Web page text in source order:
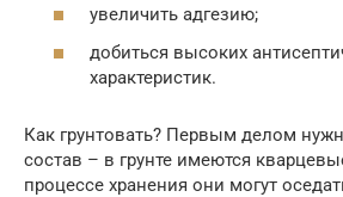
увеличить адгезию;
добиться высоких
характеристик.
Как грунтовать? Первым делом
состав – в грунте имеются
процессе хранения они могут